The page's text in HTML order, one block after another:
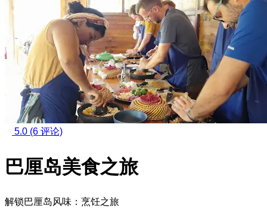
5.0 (6 评论)
巴厘岛美食之旅
解锁巴厘岛风味：烹饪之旅